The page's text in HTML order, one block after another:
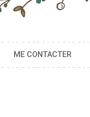
ME CONTACTER